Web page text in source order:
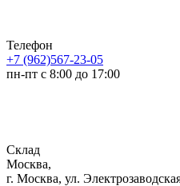
Телефон
+7 (962)567-23-05
пн-пт с 8:00 до 17:00
Склад
Москва,
г. Москва, ул.